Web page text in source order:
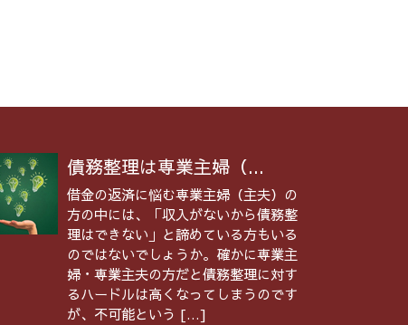
債務整理は専業主婦（...
借金の返済に悩む専業主婦（主夫）の
方の中には、「収入がないから債務整
理はできない」と諦めている方もいる
のではないでしょうか。確かに専業主
婦・専業主夫の方だと債務整理に対す
るハードルは高くなってしまうのです
が、不可能という […]